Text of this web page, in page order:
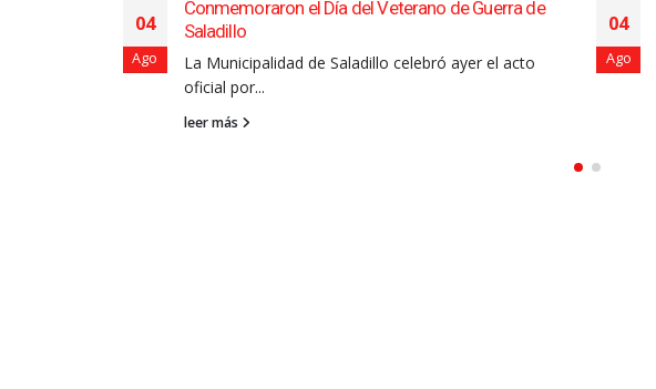
04
Ago
Conmemoraron el Día del Veterano de Guerra de
Saladillo
La Municipalidad de Saladillo celebró ayer el acto
oficial por...
leer más
04
Ago